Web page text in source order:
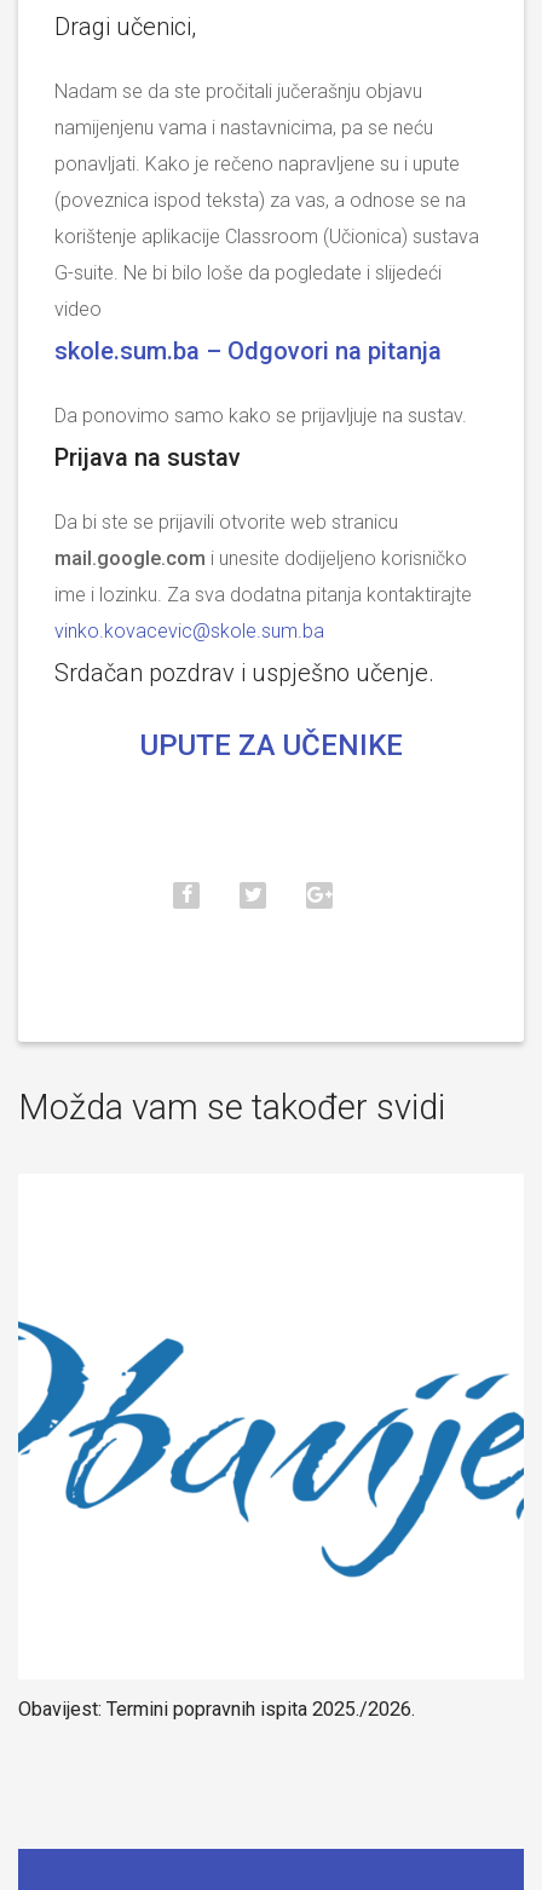
Dragi učenici,
Nadam se da ste pročitali jučerašnju objavu
namijenjenu vama i nastavnicima, pa se neću
ponavljati. Kako je rečeno napravljene su i upute
(poveznica ispod teksta) za vas, a odnose se na
korištenje aplikacije Classroom (Učionica) sustava
G-suite. Ne bi bilo loše da pogledate i slijedeći
video
skole.sum.ba – Odgovori na pitanja
Da ponovimo samo kako se prijavljuje na sustav.
Prijava na sustav
Da bi ste se prijavili otvorite web stranicu
mail.google.com i unesite dodijeljeno korisničko
ime i lozinku. Za sva dodatna pitanja kontaktirajte
vinko.kovacevic@skole.sum.ba
Srdačan pozdrav i uspješno učenje.
UPUTE ZA UČENIKE
Možda vam se također svidi
Obavijest: Termini popravnih ispita 2025./2026.